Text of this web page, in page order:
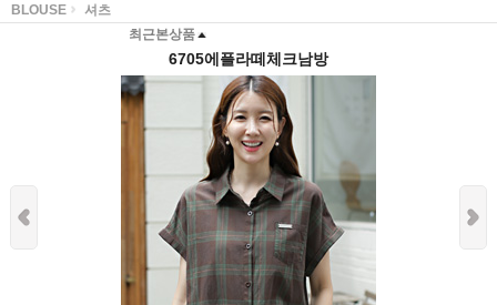
BLOUSE
셔츠
최근본상품
6705에플라떼체크남방